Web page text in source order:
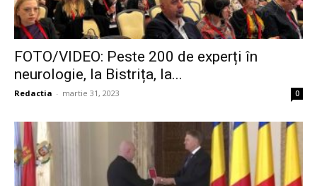
FOTO/VIDEO: Peste 200 de experți în
neurologie, la Bistrița, la...
Redactia - martie 31, 2023 0